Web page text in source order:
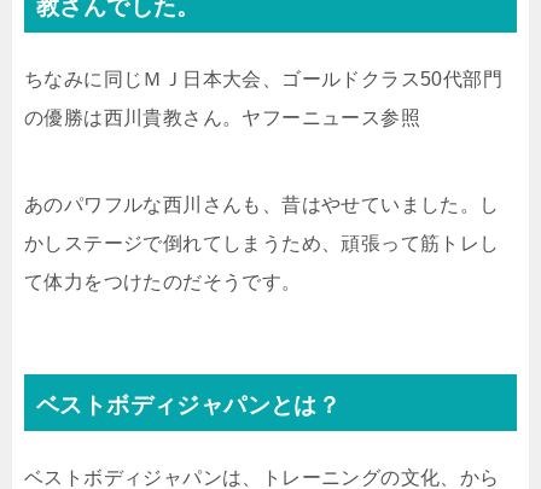
教さんでした。
ちなみに同じＭＪ日本大会、ゴールドクラス50代部門
の優勝は西川貴教さん。ヤフーニュース参照
あのパワフルな西川さんも、昔はやせていました。し
かしステージで倒れてしまうため、頑張って筋トレし
て体力をつけたのだそうです。
ベストボディジャパンとは？
ベストボディジャパンは、トレーニングの文化、から